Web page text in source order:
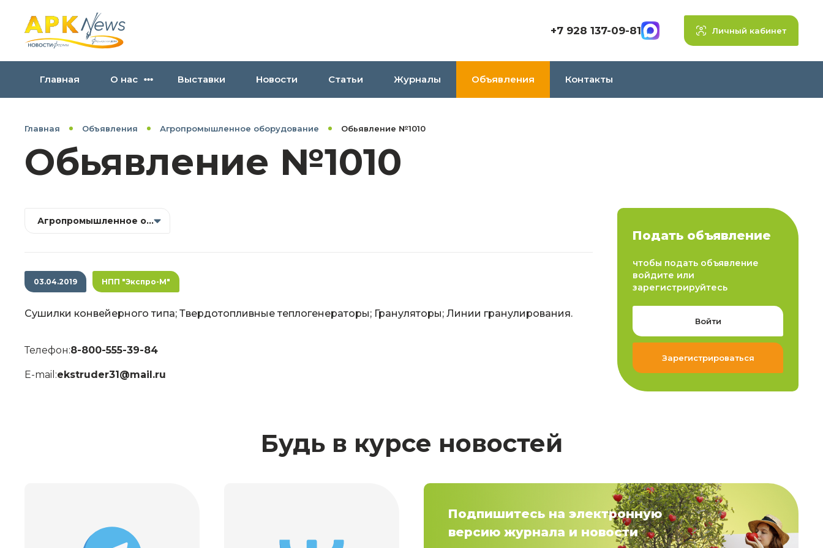
+7 928 137-09-81 Личный кабинет
Главная О нас Выставки Новости Статьи Журналы Объявления Контакты
Главная Объявления Агропромышленное оборудование Обьявление №1010
Обьявление №1010
Подать объявление
чтобы подать объявление
войдите или
зарегистрируйтесь
Войти
Зарегистрироваться
Агропромышленное оборудование
03.04.2019 НПП "Экспро-М"
Сушилки конвейерного типа; Твердотопливные теплогенераторы; Грануляторы; Линии гранулирования.
Телефон:8-800-555-39-84
E-mail:ekstruder31@mail.ru
Будь в курсе новостей
Подпишитесь на электронную
версию журнала и новости